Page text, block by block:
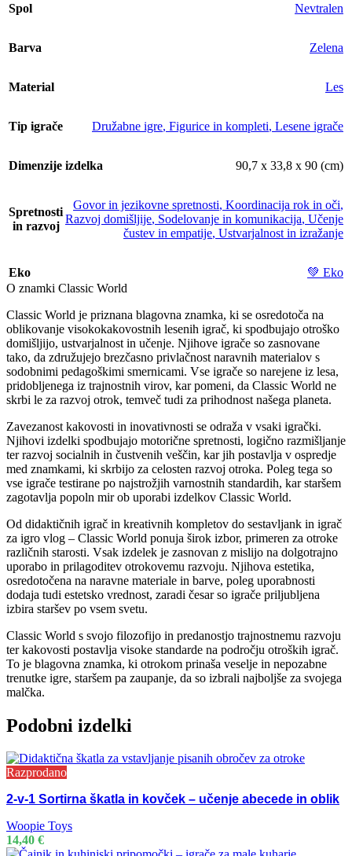
Spol Nevtralen
Barva Zelena
Material Les
Tip igrače Družabne igre, Figurice in kompleti, Lesene igrače
Dimenzije izdelka 90,7 x 33,8 x 90 (cm)
Spretnosti
in razvoj
Govor in jezikovne spretnosti, Koordinacija rok in oči,
Razvoj domišljije, Sodelovanje in komunikacija, Učenje
čustev in empatije, Ustvarjalnost in izražanje
Eko
💚 Eko
O znamki Classic World
Classic World je priznana blagovna znamka, ki se osredotoča na
oblikovanje visokokakovostnih lesenih igrač, ki spodbujajo otroško
domišljijo, ustvarjalnost in učenje. Njihove igrače so zasnovane
tako, da združujejo brezčasno privlačnost naravnih materialov s
sodobnimi pedagoškimi smernicami. Vse igrače so narejene iz lesa,
pridobljenega iz trajnostnih virov, kar pomeni, da Classic World ne
skrbi le za razvoj otrok, temveč tudi za prihodnost našega planeta.
Zavezanost kakovosti in inovativnosti se odraža v vsaki igrački.
Njihovi izdelki spodbujajo motorične spretnosti, logično razmišljanje
ter razvoj socialnih in čustvenih veščin, kar jih postavlja v ospredje
med znamkami, ki skrbijo za celosten razvoj otroka. Poleg tega so
vse igrače testirane po najstrožjih varnostnih standardih, kar staršem
zagotavlja popoln mir ob uporabi izdelkov Classic World.
Od didaktičnih igrač in kreativnih kompletov do sestavljank in igrač
za igro vlog – Classic World ponuja širok izbor, primeren za otroke
različnih starosti. Vsak izdelek je zasnovan z mislijo na dolgotrajno
uporabo in prilagoditev otrokovemu razvoju. Njihova estetika,
osredotočena na naravne materiale in barve, poleg uporabnosti
dodaja tudi estetsko vrednost, zaradi česar so igrače priljubljena
izbira staršev po vsem svetu.
Classic World s svojo filozofijo in predanostjo trajnostnemu razvoju
ter kakovosti postavlja visoke standarde na področju otroških igrač.
To je blagovna znamka, ki otrokom prinaša veselje in nepozabne
trenutke igre, staršem pa zaupanje, da so izbrali najboljše za svojega
malčka.
Podobni izdelki
Razprodano
2-v-1 Sortirna škatla in kovček – učenje abecede in oblik
Woopie Toys
14,40 €